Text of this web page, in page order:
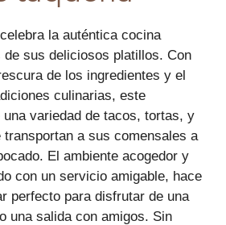
la auténtica cocina
de sus deliciosos platillos. Con
de los ingredientes y el
culinarias, este
variedad de tacos, tortas, y
a sus comensales a
El ambiente acogedor y
con un servicio amigable, hace
perfecto para disfrutar de una
una salida con amigos. Sin